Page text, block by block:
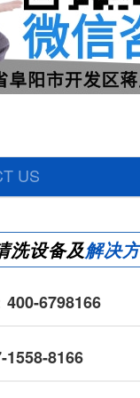
US
洗设备及解决
400-6798166
1558-8166